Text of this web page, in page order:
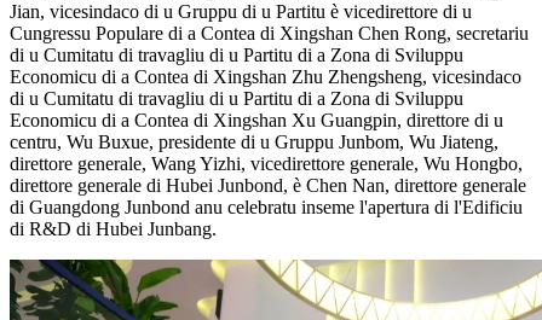
Jian, vicesindaco di u Gruppu di u Partitu è ​​vicedirettore di u
Cungressu Populare di a Contea di Xingshan Chen Rong, secretariu
di u Cumitatu di travagliu di u Partitu di a Zona di Sviluppu
Economicu di a Contea di Xingshan Zhu Zhengsheng, vicesindaco
di u Cumitatu di travagliu di u Partitu di a Zona di Sviluppu
Economicu di a Contea di Xingshan Xu Guangpin, direttore di u
centru, Wu Buxue, presidente di u Gruppu Junbom, Wu Jiateng,
direttore generale, Wang Yizhi, vicedirettore generale, Wu Hongbo,
direttore generale di Hubei Junbond, è Chen Nan, direttore generale
di Guangdong Junbond anu celebratu inseme l'apertura di l'Edificiu
di R&D di Hubei Junbang.